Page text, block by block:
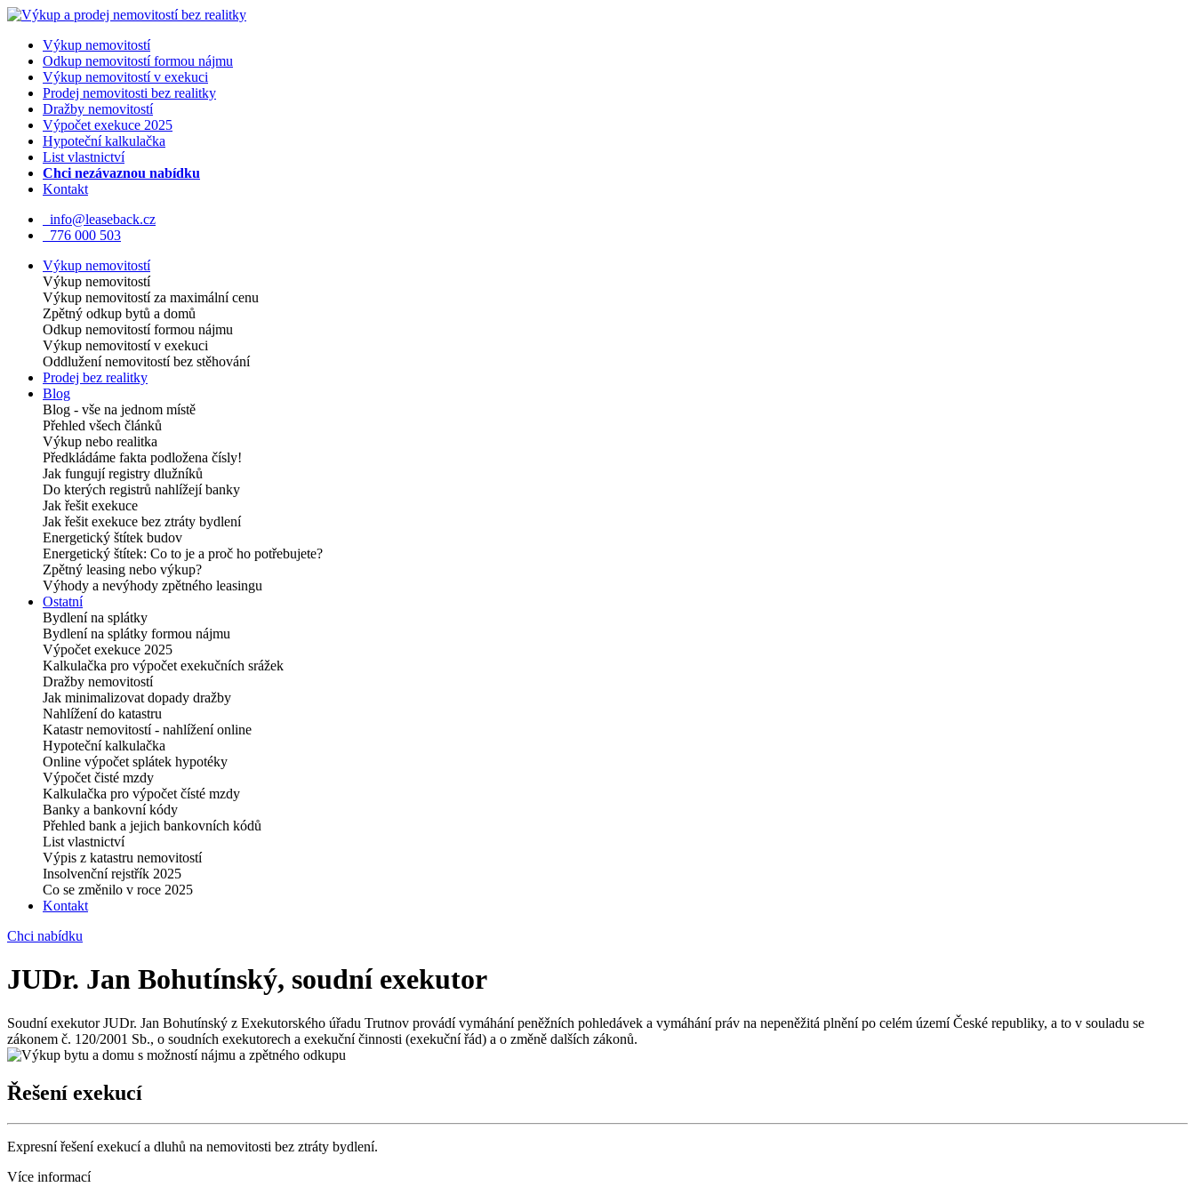
Výkup nemovitostí
Odkup nemovitostí formou nájmu
Výkup nemovitostí v exekuci
Prodej nemovitosti bez realitky
Dražby nemovitostí
Výpočet exekuce 2025
Hypoteční kalkulačka
List vlastnictví
Chci nezávaznou nabídku
Kontakt
info@leaseback.cz
776 000 503
Výkup nemovitostí
Výkup nemovitostí
Výkup nemovitostí za maximální cenu
Zpětný odkup bytů a domů
Odkup nemovitostí formou nájmu
Výkup nemovitostí v exekuci
Oddlužení nemovitostí bez stěhování
Prodej bez realitky
Blog
Blog - vše na jednom místě
Přehled všech článků
Výkup nebo realitka
Předkládáme fakta podložena čísly!
Jak fungují registry dlužníků
Do kterých registrů nahlížejí banky
Jak řešit exekuce
Jak řešit exekuce bez ztráty bydlení
Energetický štítek budov
Energetický štítek: Co to je a proč ho potřebujete?
Zpětný leasing nebo výkup?
Výhody a nevýhody zpětného leasingu
Ostatní
Bydlení na splátky
Bydlení na splátky formou nájmu
Výpočet exekuce 2025
Kalkulačka pro výpočet exekučních srážek
Dražby nemovitostí
Jak minimalizovat dopady dražby
Nahlížení do katastru
Katastr nemovitostí - nahlížení online
Hypoteční kalkulačka
Online výpočet splátek hypotéky
Výpočet čisté mzdy
Kalkulačka pro výpočet čísté mzdy
Banky a bankovní kódy
Přehled bank a jejich bankovních kódů
List vlastnictví
Výpis z katastru nemovitostí
Insolvenční rejstřík 2025
Co se změnilo v roce 2025
Kontakt
Chci nabídku
JUDr. Jan Bohutínský, soudní exekutor
Soudní exekutor JUDr. Jan Bohutínský z Exekutorského úřadu Trutnov provádí vymáhání peněžních pohledávek a vymáhání práv na nepeněžitá plnění po celém území České republiky, a to v souladu se
zákonem č. 120/2001 Sb., o soudních exekutorech a exekuční činnosti (exekuční řád) a o změně dalších zákonů.
Řešení exekucí
Expresní řešení exekucí a dluhů na nemovitosti bez ztráty bydlení.
Více informací